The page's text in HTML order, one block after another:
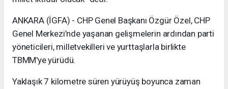
ANKARA (İGFA) - CHP Genel Başkanı Özgür Özel, CHP
Genel Merkezi’nde yaşanan gelişmelerin ardından parti
yöneticileri, milletvekilleri ve yurttaşlarla birlikte
TBMM'ye yürüdü.
Yaklaşık 7 kilometre süren yürüyüş boyunca zaman